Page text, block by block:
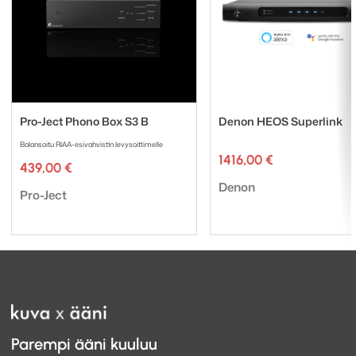
Pro-Ject Phono Box S3 B
Balansoitu RIAA-esivahvistin levysoittimelle
439,00 €
Tuotemerkki:
Pro-Ject
Denon HEOS Superlink
1416,00 €
Tuotemerkki:
Denon
Parempi ääni kuuluu